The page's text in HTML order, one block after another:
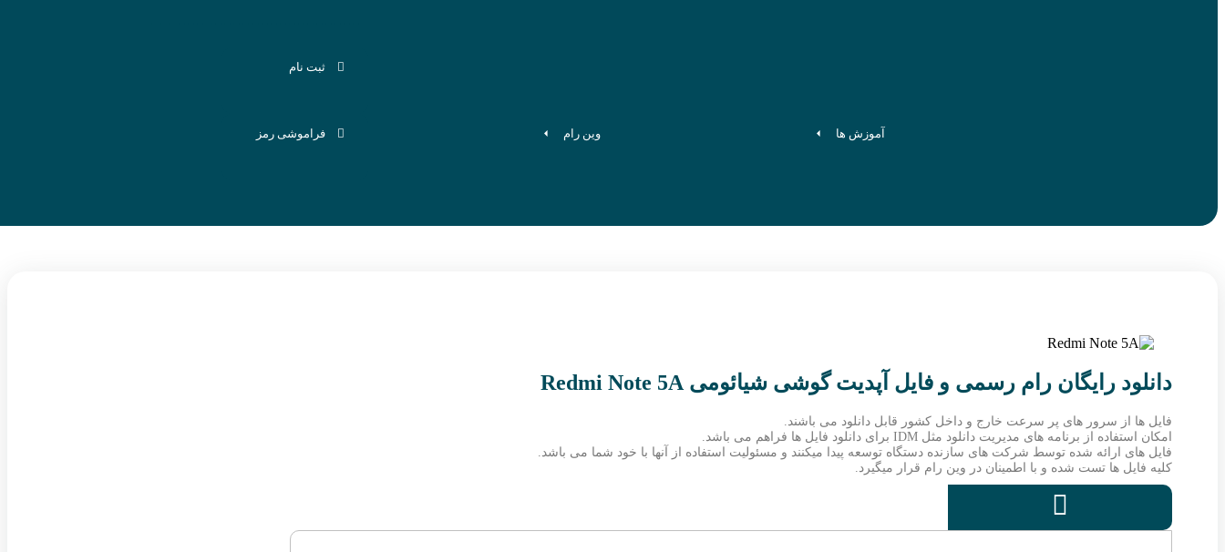
آموزش ها وین رام
ثبت نام
فراموشی رمز
دانلود رایگان رام رسمی و فایل آپدیت گوشی شیائومی Redmi Note 5A
فایل ها از سرور های پر سرعت خارج و داخل کشور قابل دانلود می باشند.
امکان استفاده از برنامه های مدیریت دانلود مثل IDM برای دانلود فایل ها فراهم می باشد.
فایل های ارائه شده توسط شرکت های سازنده دستگاه توسعه پیدا میکنند و مسئولیت استفاده از آنها با خود شما می باشد.
کلیه فایل ها تست شده و با اطمینان در وین رام قرار میگیرد.
